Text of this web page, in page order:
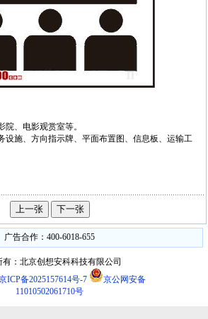
、电影观赏室等。
设施、方向指示牌、平面布置图、信息板、运输工
广告合作：400-6018-655
有：北京创想安科科技有限公司
ICP备2025157614号-7
京公网安备
11010502061710号